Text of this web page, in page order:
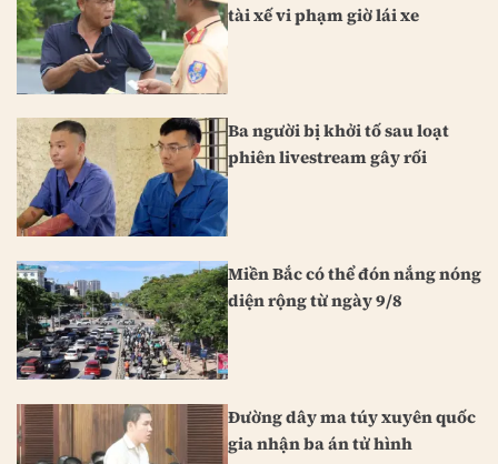
tài xế vi phạm giờ lái xe
Ba người bị khởi tố sau loạt
phiên livestream gây rối
Miền Bắc có thể đón nắng nóng
diện rộng từ ngày 9/8
Đường dây ma túy xuyên quốc
gia nhận ba án tử hình